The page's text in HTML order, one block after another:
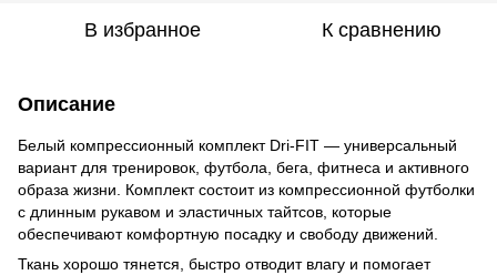
В избранное К сравнению
Описание
Белый компрессионный комплект Dri-FIT — универсальный
вариант для тренировок, футбола, бега, фитнеса и активного
образа жизни. Комплект состоит из компрессионной футболки
с длинным рукавом и эластичных тайтсов, которые
обеспечивают комфортную посадку и свободу движений.
Ткань хорошо тянется, быстро отводит влагу и помогает